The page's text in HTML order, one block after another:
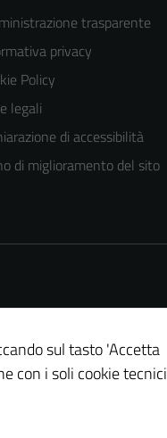
trasparente
privacy
Policy
legali
di accessibilità
di miglioramento del sito
sul tasto 'Accetta
con i soli cookie